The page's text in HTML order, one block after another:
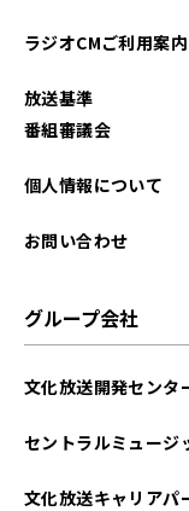
ラジオCMご利用案内
放送基準
番組審議会
個人情報について
お問い合わせ
グループ会社
文化放送開発センタ
セントラルミュージ
文化放送キャリアパ